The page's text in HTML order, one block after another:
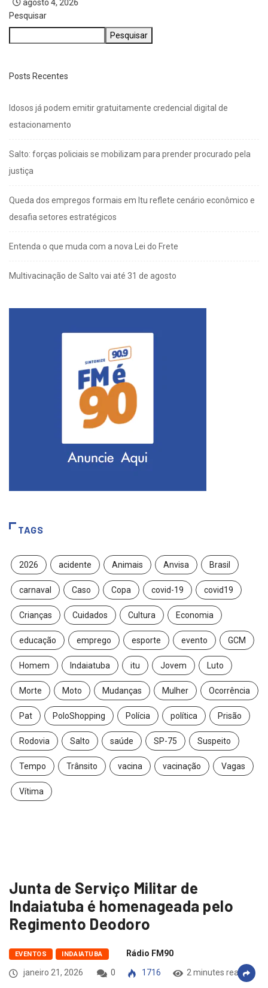
agosto 4, 2026
Pesquisar
Pesquisar
Posts Recentes
Idosos já podem emitir gratuitamente credencial digital de
estacionamento
Salto: forças policiais se mobilizam para prender procurado pela
justiça
Queda dos empregos formais em Itu reflete cenário econômico e
desafia setores estratégicos
Entenda o que muda com a nova Lei do Frete
Multivacinação de Salto vai até 31 de agosto
TAGS
2026 acidente Animais Anvisa Brasil
carnaval Caso Copa covid-19 covid19
Crianças Cuidados Cultura Economia
educação emprego esporte evento GCM
Homem Indaiatuba itu Jovem Luto
Morte Moto Mudanças Mulher Ocorrência
Pat PoloShopping Polícia política Prisão
Rodovia Salto saúde SP-75 Suspeito
Tempo Trânsito vacina vacinação Vagas
Vítima
Junta de Serviço Militar de
Indaiatuba é homenageada pelo
Regimento Deodoro
EVENTOS INDAIATUBA
Rádio FM90
janeiro 21, 2026
0 1716 2 minutes read